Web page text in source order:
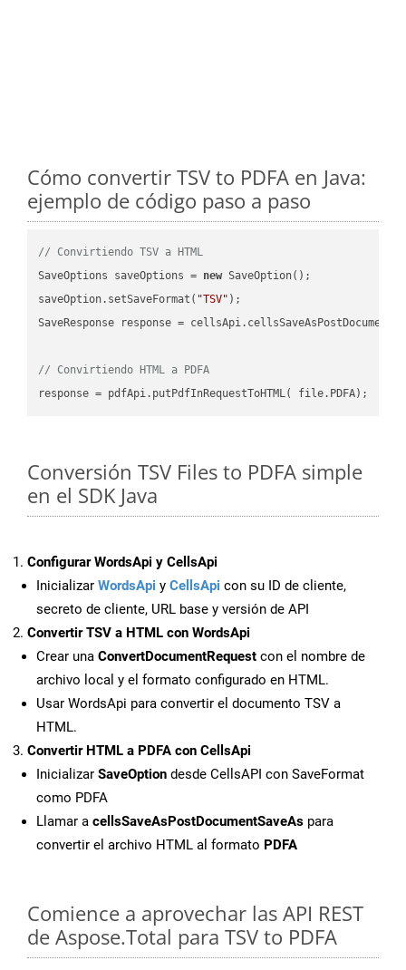
Cómo convertir TSV to PDFA en Java:
ejemplo de código paso a paso
// Convirtiendo TSV a HTML
SaveOptions saveOptions = new SaveOption();
saveOption.setSaveFormat( "TSV" );
SaveResponse response =
// Convirtiendo HTML a PDFA
Conversión TSV Files to PDFA simple
en el SDK Java
Configurar WordsApi y CellsApi
Inicializar WordsApi y CellsApi con su ID de cliente,
secreto de cliente, URL base y versión de API
Convertir TSV a HTML con WordsApi
Crear una ConvertDocumentRequest con el nombre de
archivo local y el formato configurado en HTML.
Usar WordsApi para convertir el documento TSV a
HTML.
Convertir HTML a PDFA con CellsApi
Inicializar SaveOption desde CellsAPI con SaveFormat
como PDFA
Llamar a cellsSaveAsPostDocumentSaveAs para
convertir el archivo HTML al formato PDFA
Comience a aprovechar las API REST
de Aspose.Total para TSV to PDFA